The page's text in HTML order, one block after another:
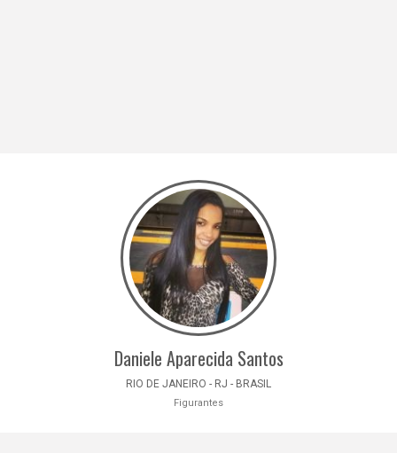
Daniele Aparecida Santos
RIO DE JANEIRO - RJ - BRASIL
Figurantes